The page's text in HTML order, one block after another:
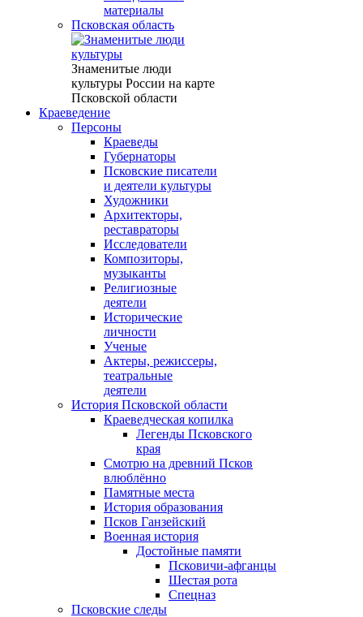
материалы
Псковская область
Знаменитые люди
культуры России на карте
Псковской области
Краеведение
Персоны
Краеведы
Губернаторы
Псковские писатели
и деятели культуры
Художники
Архитекторы,
реставраторы
Исследователи
Композиторы,
музыканты
Религиозные
деятели
Исторические
личности
Ученые
Актеры, режиссеры,
театральные
деятели
История Псковской области
Краеведческая копилка
Легенды Псковского
края
Смотрю на древний Псков
влюблённо
Памятные места
История образования
Псков Ганзейский
Военная история
Достойные памяти
Псковичи-афганцы
Шестая рота
Спецназ
Псковские следы